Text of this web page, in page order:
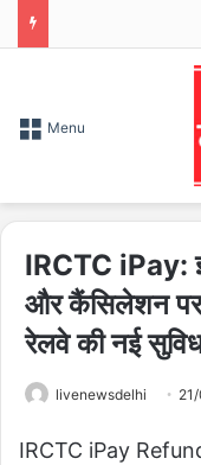
Menu
IRCTC iPay:
और कैंसिलेशन पर
रेलवे की नई
livenewsdelhi
IRCTC iPay